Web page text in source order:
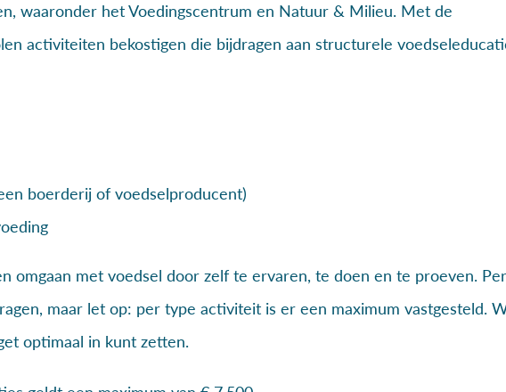
waaronder het Voedingscentrum en Natuur & Milieu. Met de
activiteiten bekostigen die bijdragen aan structurele
boerderij of voedselproducent)
omgaan met voedsel door zelf te ervaren, te doen en te proeven. Per
maar let op: per type activiteit is er een maximum vastgesteld.
optimaal in kunt zetten.